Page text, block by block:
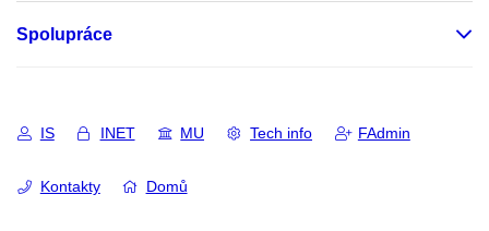
Spolupráce
IS INET MU Tech info FAdmin
Kontakty Domů